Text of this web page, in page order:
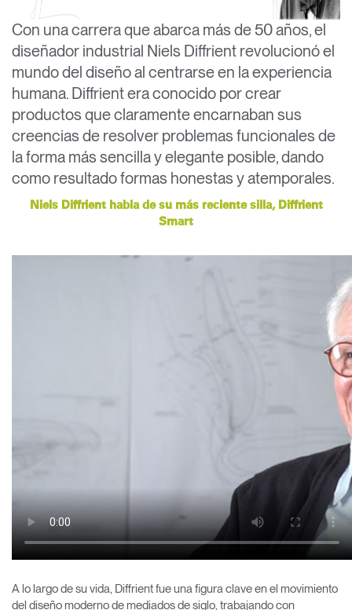
Opens
to
Facebook
Opens
to
Twitter
Opens
to
Linkedin
Opens
to
Instagram
Opens
to
Humanscale
Blog
Opens
to
Pinterest
Opens
to
YouTube
Con una carrera que abarca más de 50 años, el
diseñador industrial Niels Diffrient revolucionó el
mundo del diseño al centrarse en la experiencia
humana. Diffrient era conocido por crear
productos que claramente encarnaban sus
creencias de resolver problemas funcionales de
la forma más sencilla y elegante posible, dando
como resultado formas honestas y atemporales.
Niels Diffrient habla de su más reciente silla, Diffrient
Smart
A lo largo de su vida, Diffrient fue una figura clave en el movimiento
del diseño moderno de mediados de siglo, trabajando con